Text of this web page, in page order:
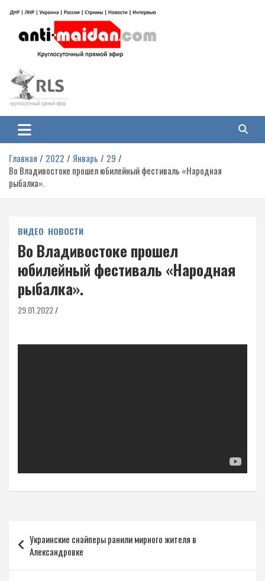
содержимому
Антимайдан: Гражданская война
на Украине
гражданской войне на Украине, включая события в Новороссии, ДНР,
ЛНР и других регионах.
Главная 2022 Январь
29
Во Владивостоке прошел юбилейный фестиваль «Народная
рыбалка».
ВИДЕО НОВОСТИ
Во Владивостоке прошел
юбилейный фестиваль «Народная
рыбалка».
29.01.2022
по
записям
Украинские снайперы ранили мирного жителя в
Александровке